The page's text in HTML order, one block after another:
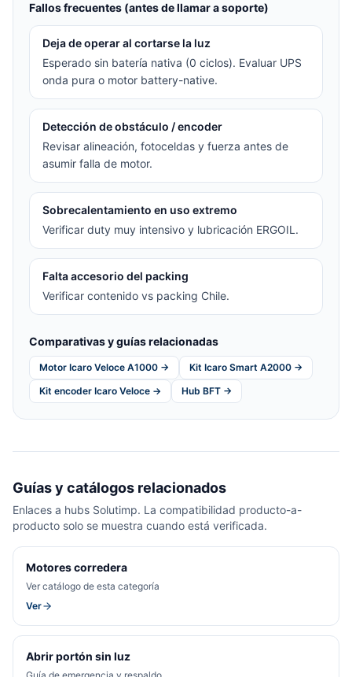
Fallos frecuentes (antes de llamar a soporte)
Deja de operar al cortarse la luz
Esperado sin batería nativa (0 ciclos). Evaluar UPS
onda pura o motor battery-native.
Detección de obstáculo / encoder
Revisar alineación, fotoceldas y fuerza antes de
asumir falla de motor.
Sobrecalentamiento en uso extremo
Verificar duty muy intensivo y lubricación ERGOIL.
Falta accesorio del packing
Verificar contenido vs packing Chile.
Comparativas y guías relacionadas
Motor Icaro Veloce A1000 →
Kit Icaro Smart A2000 →
Kit encoder Icaro Veloce →
Hub BFT →
Guías y catálogos relacionados
Enlaces a hubs Solutimp. La compatibilidad producto-a-
producto solo se muestra cuando está verificada.
Motores corredera
Ver catálogo de esta categoría
Ver
Abrir portón sin luz